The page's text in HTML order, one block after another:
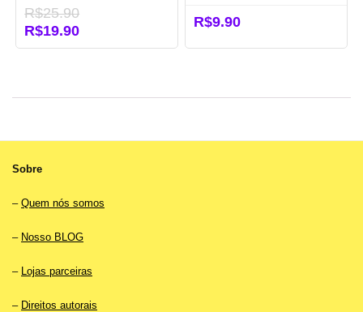
R$25.90
O
preço
R$25.90.
R$19.90O
preço
R$19.90.
R$9.90
Sobre
– Quem nós somos
– Nosso BLOG
– Lojas parceiras
– Direitos autorais